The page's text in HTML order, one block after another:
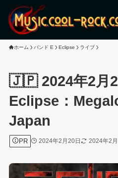
ホーム バンド E Eclipse ライブ
🇯🇵 2024年2月
Eclipse：
Japan
PR 2024年2月20日 2024年2